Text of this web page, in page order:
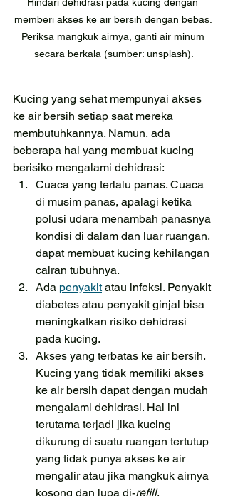
memberi akses ke air bersih dengan bebas.
Periksa mangkuk airnya, ganti air minum
secara berkala (sumber: unsplash).
Kucing yang sehat mempunyai akses
ke air bersih setiap saat mereka
membutuhkannya. Namun, ada
beberapa hal yang membuat kucing
berisiko mengalami dehidrasi:
Cuaca yang terlalu panas. Cuaca
di musim panas, apalagi ketika
polusi udara menambah panasnya
kondisi di dalam dan luar ruangan,
dapat membuat kucing kehilangan
cairan tubuhnya.
Ada penyakit atau infeksi. Penyakit
diabetes atau penyakit ginjal bisa
meningkatkan risiko dehidrasi
pada kucing.
Akses yang terbatas ke air bersih.
Kucing yang tidak memiliki akses
ke air bersih dapat dengan mudah
mengalami dehidrasi. Hal ini
terutama terjadi jika kucing
dikurung di suatu ruangan tertutup
yang tidak punya akses ke air
mengalir atau jika mangkuk airnya
kosong dan lupa di-refill.